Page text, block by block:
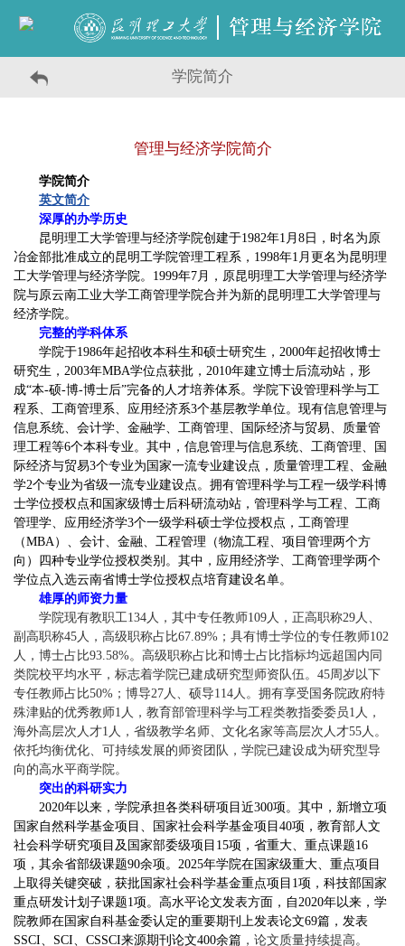
学院简介
管理与经济学院简介
学院简介
英文简介
深厚的办学历史
昆明理工大学管理与经济学院创建于1982年1月8日，时名为原
冶金部批准成立的昆明工学院管理工程系，1998年1月更名为昆明理
工大学管理与经济学院。1999年7月，原昆明理工大学管理与经济学
院与原云南工业大学工商管理学院合并为新的昆明理工大学管理与
经济学院。
完整的学科体系
学院于1986年起招收本科生和硕士研究生，2000年起招收博士
研究生，2003年MBA学位点获批 ，2010年建立博士后流动站，形
成“本-硕-博-博士后”完备的人才培养体系。学院下设管理科学与工
程系、工商管理系、应用经济系3个基层教学单位。现有信息管理与
信息系统、会计学、金融学、工商管理、国际经济与贸易、质量管
理工程等6个本科专业。其中，信息管理与信息系统、工商管理、国
际经济与贸易3个专业为国家一流专业建设点，质量管理工程、金融
学2个专业为省级一流专业建设点。拥有管理科学与工程一级学科博
士学位授权点和国家级博士后科研流动站，管理科学与工程、工商
管理学、应用经济学3个一级学科硕士学位授权点，工商管理
（MBA）、会计、金融、工程管理（物流工程、项目管理两个方
向）四种专业学位授权类别。其中，应用经济学、工商管理学两个
学位点入选云南省博士学位授权点培育建设名单。
雄厚的师资力量
学院现有教职工134人，其中专任教师109人，正高职称29人、
副高职称45人，高级职称占比67.89%；具有博士学位的专任教师102
人，博士占比93.58%。高级职称占比和博士占比指标均远超国内同
类院校平均水平，标志着学院已建成研究型师资队伍。45周岁以下
专任教师占比50%；博导27人、 硕导114人。拥有享受国务院政府特
殊津贴的优秀教师1人，教育部管理科学与工程类教指委委员1人，
海外高层次人才1人，省级教学名师、文化名家等高层次人才55人。
依托均衡优化、可持续发展的师资团队，学院已建设成为研究型导
向的高水平商学院。
突出的科研实力
2020年以来，学院承担各类科研项目近300项。其中，新增立项
国家自然科学基金项目、国家社会科学基金项目40项，教育部人文
社会科学研究项目及国家部委级项目15项，省重大、重点课题16
项，其余省部级课题90余项。2025年学院在国家级重大、重点项目
上取得关键突破，获批国家社会科学基金重点项目1项，科技部国家
重点研发计划子课题1项。高水平论文发表方面，自2020年以来，学
院教师在国家自科基金委认定的重要期刊上发表论文69篇，发表
SSCI、SCI、CSSCI来源期刊论文400余篇 ，论文质量持续提高。